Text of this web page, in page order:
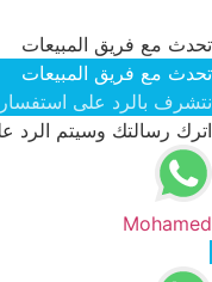
تحدث مع فريق المبيعات
تحدث مع فريق المبيعات
نتشرف بالرد على
اترك رسالتك وسيتم
Mohamed